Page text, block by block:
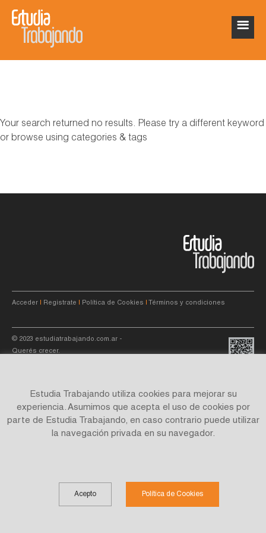
Your search returned no results. Please try a different keyword
or browse using categories & tags
Acceder Registrate Política de Cookies Términos y condiciones
© 2023 estudiatrabajando.com.ar -
Querés crecer.
Site by
Estudia Trabajando utiliza cookies para mejorar su
experiencia. Asumimos que acepta el uso de cookies por
parte de Estudia Trabajando, en caso contrario puede utilizar
la navegación privada en su navegador.
Acepto Política de Cookies